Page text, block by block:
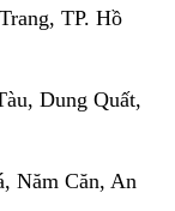
TP. Hồ
Dung Quất,
Năm Căn, An